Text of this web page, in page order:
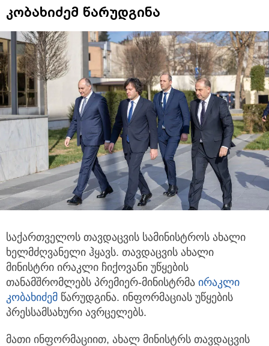
კობახიძემ წარუდგინა
საქართველოს თავდაცვის სამინისტროს ახალი
ხელმძღვანელი ჰყავს. თავდაცვის ახალი
მინისტრი ირაკლი ჩიქოვანი უწყების
თანამშრომლებს პრემიერ-მინისტრმა ირაკლი
კობახიძემ წარუდგინა. ინფორმაციას უწყების
პრესსამსახური ავრცელებს.
მათი ინფორმაციით, ახალ მინისტრს თავდაცვის